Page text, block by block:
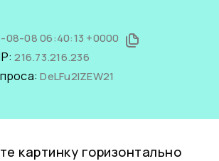
08-08 06:40:13 +0000
216.73.216.236
DeLFu2lZEW21
картинку горизонтально